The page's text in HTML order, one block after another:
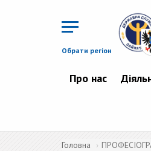
Обрати регіон
Про нас
Головна